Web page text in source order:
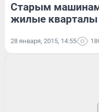
Старым машинам
жилые кварталы
28 января, 2015, 14:55